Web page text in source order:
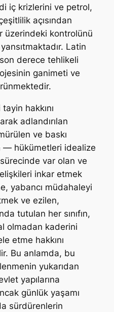
iç krizlerini ve petrol,
açısından
üzerindeki kontrolünü
Latin
derece tehlikeli
ganimeti ve
hakkını
adlandırılan
ve baskı
— hükümetleri idealize
var olan ve
inkar etmek
yabancı müdahaleyi
ve ezilen,
tutulan her sınıfın,
olmadan kaderini
etme hakkını
Bu anlamda, bu
yukarıdan
yapılarına
günlük yaşamı
sürdürenlerin